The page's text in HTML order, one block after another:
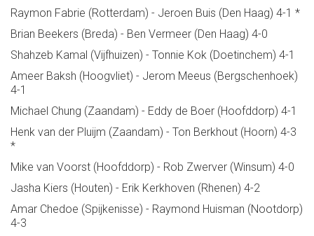
Raymon Fabrie (Rotterdam) - Jeroen Buis (Den Haag) 4-1 *
Brian Beekers (Breda) - Ben Vermeer (Den Haag) 4-0
Shahzeb Kamal (Vijfhuizen) - Tonnie Kok (Doetinchem) 4-1
Ameer Baksh (Hoogvliet) - Jerom Meeus (Bergschenhoek)
4-1
Michael Chung (Zaandam) - Eddy de Boer (Hoofddorp) 4-1
Henk van der Pluijm (Zaandam) - Ton Berkhout (Hoorn) 4-3
*
Mike van Voorst (Hoofddorp) - Rob Zwerver (Winsum) 4-0
Jasha Kiers (Houten) - Erik Kerkhoven (Rhenen) 4-2
Amar Chedoe (Spijkenisse) - Raymond Huisman (Nootdorp)
4-3